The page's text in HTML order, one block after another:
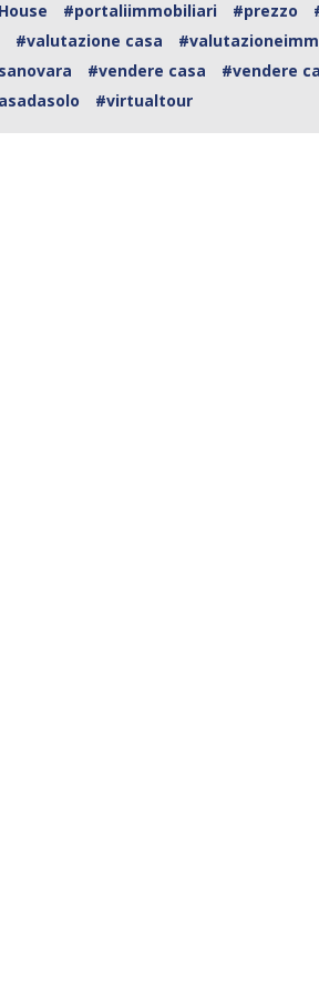
#portaliimmobiliari #prezzo
#valutazione casa
#vendere casa
#vendere
#virtualtour